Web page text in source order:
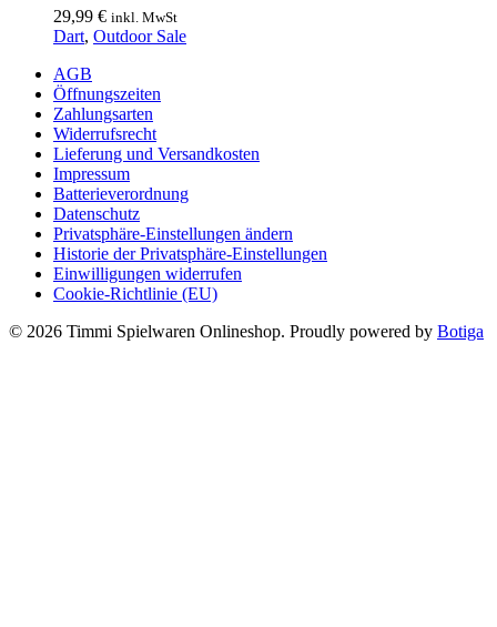
29,99 € inkl. MwSt
Dart, Outdoor Sale
AGB
Öffnungszeiten
Zahlungsarten
Widerrufsrecht
Lieferung und Versandkosten
Impressum
Batterieverordnung
Datenschutz
Privatsphäre-Einstellungen ändern
Historie der Privatsphäre-Einstellungen
Einwilligungen widerrufen
Cookie-Richtlinie (EU)
© 2026 Timmi Spielwaren Onlineshop. Proudly powered by Botiga